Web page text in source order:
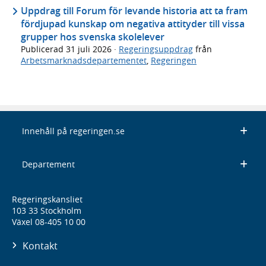
Uppdrag till Forum för levande historia att ta fram
fördjupad kunskap om negativa attityder till vissa
grupper hos svenska skolelever
Publicerad 31 juli 2026 · Regeringsuppdrag från
Arbetsmarknadsdepartementet, Regeringen
Innehåll på regeringen.se
Departement
Regeringskansliet
103 33 Stockholm
Växel 08-405 10 00
Kontakt